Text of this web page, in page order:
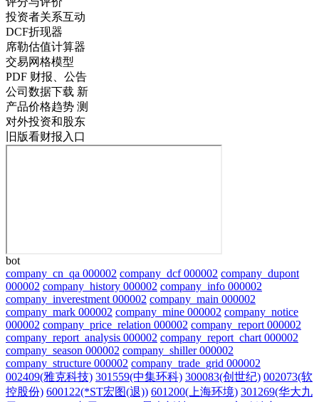
投资者关系互动
DCF折现器
席勒估值计算器
交易网格模型
PDF 财报、公告
公司数据下载 新
产品价格趋势 测
对外投资和股东
旧版看财报入口
bot
company_cn_qa 000002 company_dcf 000002 company_dupont
000002 company_history 000002 company_info 000002
company_inverestment 000002 company_main 000002
company_mark 000002 company_mine 000002 company_notice
000002 company_price_relation 000002 company_report 000002
company_report_analysis 000002 company_report_chart 000002
company_season 000002 company_shiller 000002
company_structure 000002 company_trade_grid 000002
002409(雅克科技) 301559(中集环科) 300083(创世纪) 002073(软
控股份) 600122(*ST宏图(退)) 601200(上海环境) 301269(华大九